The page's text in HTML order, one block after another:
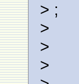
> ;
>
>
>